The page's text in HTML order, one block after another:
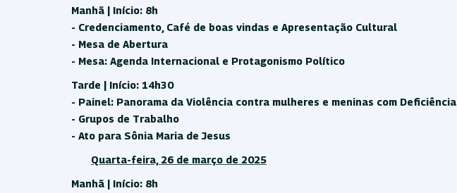
Manhã | Início: 8h
- Credenciamento, Café de boas vindas e Apresentação Cultural
- Mesa de Abertura
- Mesa: Agenda Internacional e Protagonismo Político
Tarde | Início: 14h30
- Painel: Panorama da Violência contra mulheres e meninas com Deficiência
- Grupos de Trabalho
- Ato para Sônia Maria de Jesus
Quarta-feira, 26 de março de 2025
Manhã | Início: 8h